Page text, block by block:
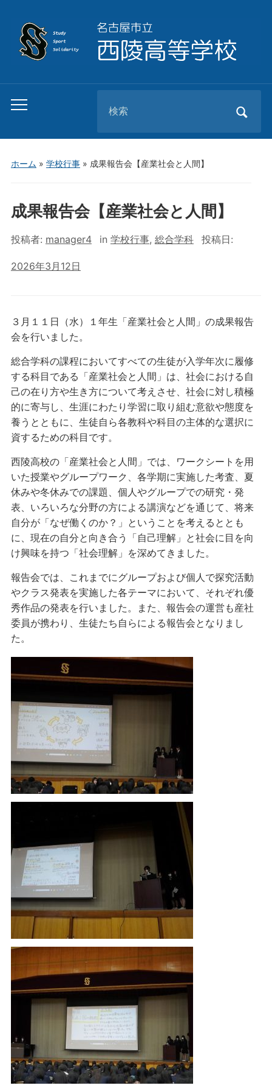
Toggle
menu
for:
ホーム » 学校行事» 成果報告会【産業社会と人間】
成果報告会【産業社会と人間】
投稿者: manager4 in 学校行事, 総合学科 投稿日:
2026年3月12日
３月１１日（水）１年生「産業社会と人間」の成果報告
会を行いました。
総合学科の課程においてすべての生徒が入学年次に履修
する科目である「産業社会と人間」は、社会における自
己の在り方や生き方について考えさせ、社会に対し積極
的に寄与し、生涯にわたり学習に取り組む意欲や態度を
養うとともに、生徒自ら各教科や科目の主体的な選択に
資するための科目です。
西陵高校の「産業社会と人間」では、ワークシートを用
いた授業やグループワーク、各学期に実施した考査、夏
休みや冬休みでの課題、個人やグループでの研究・発
表、いろいろな分野の方による講演などを通じて、将来
自分が「なぜ働くのか？」ということを考えるととも
に、現在の自分と向き合う「自己理解」と社会に目を向
け興味を持つ「社会理解」を深めてきました。
報告会では、これまでにグループおよび個人で探究活動
やクラス発表を実施した各テーマにおいて、それぞれ優
秀作品の発表を行いました。また、報告会の運営も産社
委員が携わり、生徒たち自らによる報告会となりまし
た。